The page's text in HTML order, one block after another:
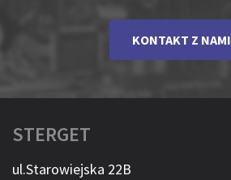
KONTAKT Z NAMI
STERGET
ul.Starowiejska 22B